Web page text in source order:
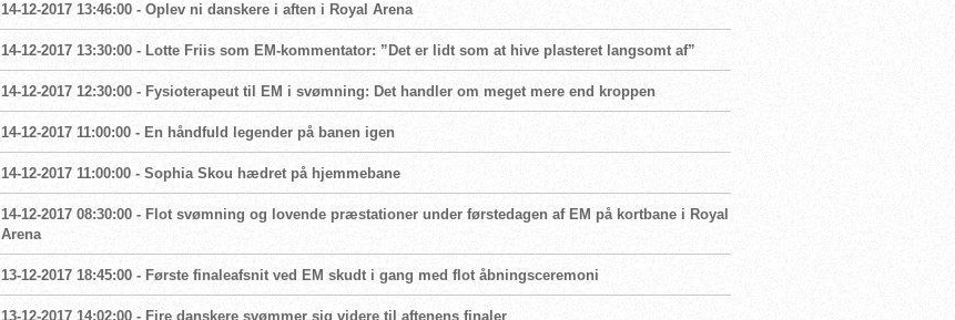
14-12-2017 13:46:00 - Oplev ni danskere i aften i Royal Arena
14-12-2017 13:30:00 - Lotte Friis som EM-kommentator: ”Det er lidt som at hive plasteret langsomt af”
14-12-2017 12:30:00 - Fysioterapeut til EM i svømning: Det handler om meget mere end kroppen
14-12-2017 11:00:00 - En håndfuld legender på banen igen
14-12-2017 11:00:00 - Sophia Skou hædret på hjemmebane
14-12-2017 08:30:00 - Flot svømning og lovende præstationer under førstedagen af EM på kortbane i Royal
Arena
13-12-2017 18:45:00 - Første finaleafsnit ved EM skudt i gang med flot åbningsceremoni
13-12-2017 14:02:00 - Fire danskere svømmer sig videre til aftenens finaler